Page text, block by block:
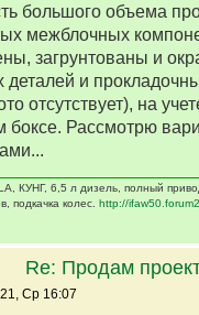
большого объема
межблочных
загрунтованы и
и
отсутствует), на
боксе. Рассмотрю
КУНГ, 6,5 л дизель, полный
подкачка колес. http://
Re: Продам
Ср 16:07